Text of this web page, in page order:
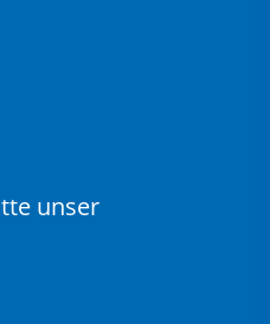
unser